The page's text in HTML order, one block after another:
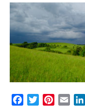
FacebookTwitterPinterest
Email